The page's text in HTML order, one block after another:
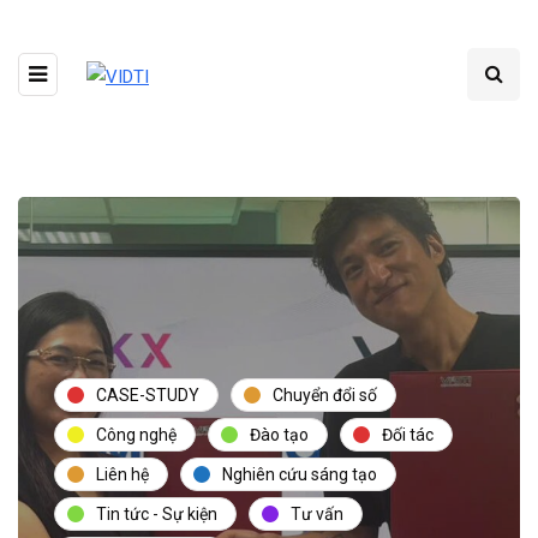
CASE-STUDY Chuyển đổi số
Công nghệ Đào tạo Đối tác
Liên hệ Nghiên cứu sáng tạo
Tin tức - Sự kiện Tư vấn